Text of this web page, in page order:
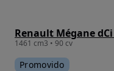
Renault Mégane
1461 cm3 • 90 cv
Promovido